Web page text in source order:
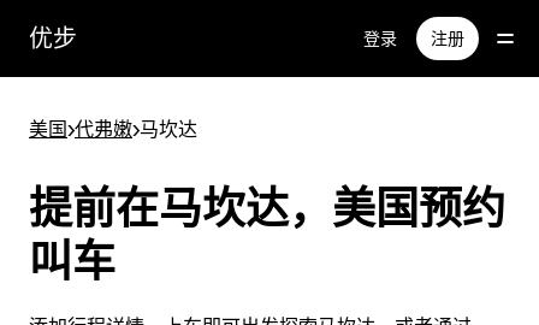
优步 登录 注册
美国>代弗嫩>马坎达
提前在马坎达，美国预约
叫车